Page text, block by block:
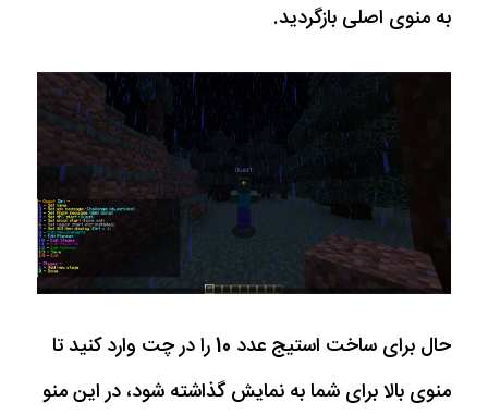
به منوی اصلی بازگردید.
حال برای ساخت استیج عدد 10 را در چت وارد کنید تا
منوی بالا برای شما به نمایش گذاشته شود، در این منو